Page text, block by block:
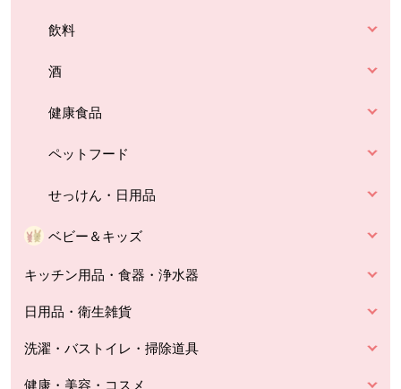
飲料
酒
健康食品
ペットフード
せっけん・日用品
ベビー＆キッズ
キッチン用品・食器・浄水器
日用品・衛生雑貨
洗濯・バストイレ・掃除道具
健康・美容・コスメ